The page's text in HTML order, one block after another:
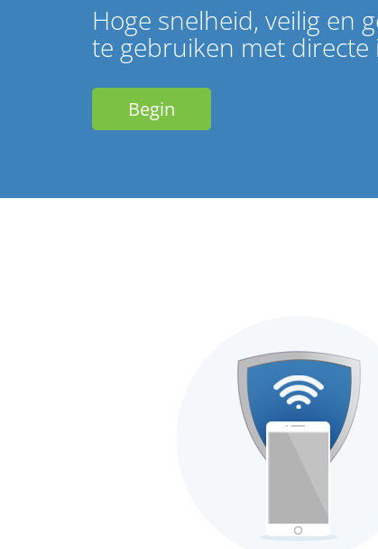
Hoge snelheid, veilig en
te gebruiken met directe
Begin